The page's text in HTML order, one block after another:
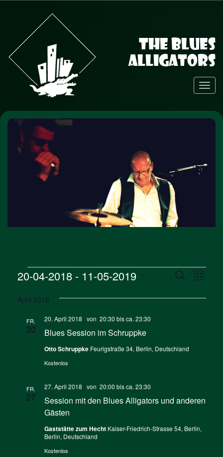
The Blues
Alligators
Toggle
Veranstaltungen
Suche
SucheListe
20-04-2018 - 11-05-2019
wählen.
April 2018
FR.
20 Blues Session im Schruppke
20. April 2018 von 20:30 bis ca. 23:30
Otto Schruppke Feurigstraße 34, Berlin, Deutschland
Kostenlos
FR.
27
Session mit den Blues Alligators und anderen
Gästen
27. April 2018 von 20:00 bis ca. 23:30
Gaststätte zum Hecht Kaiser-Friedrich-Strasse 54, Berlin,
Berlin, Deutschland
Kostenlos